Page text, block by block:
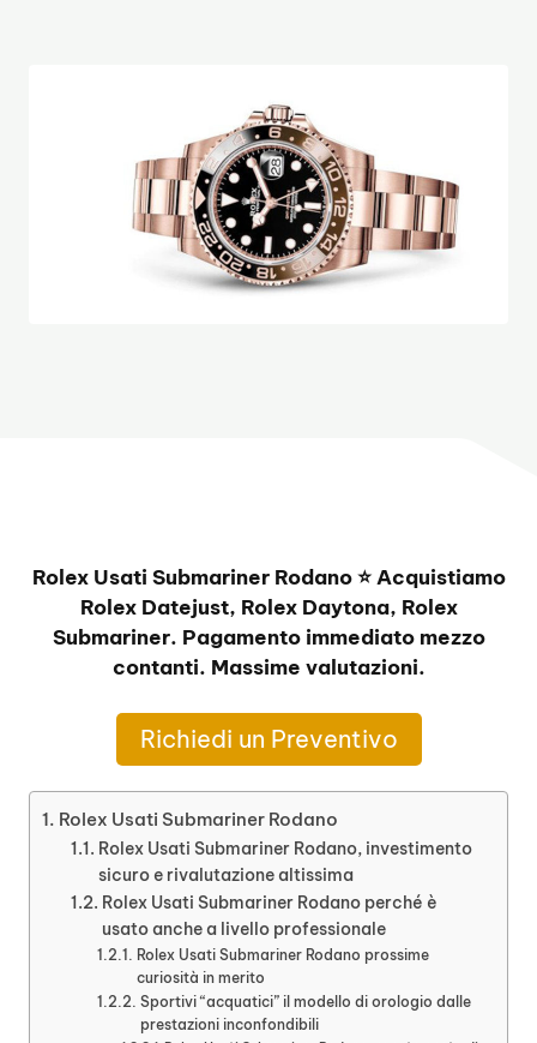
Rolex Usati Submariner Rodano ⭐ Acquistiamo
Rolex Datejust, Rolex Daytona, Rolex
Submariner. Pagamento immediato mezzo
contanti. Massime valutazioni.
Richiedi un Preventivo
Rolex Usati Submariner Rodano
Rolex Usati Submariner Rodano, investimento
sicuro e rivalutazione altissima
Rolex Usati Submariner Rodano perché è
usato anche a livello professionale
Rolex Usati Submariner Rodano prossime
curiosità in merito
Sportivi “acquatici” il modello di orologio dalle
prestazioni inconfondibili